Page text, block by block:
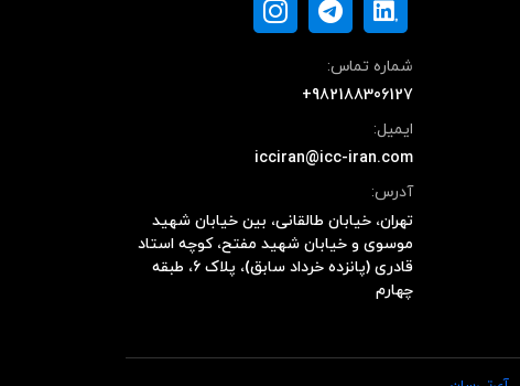
شماره تماس:
+982188306127
ایمیل:
icciran@icc-iran.com
آدرس:
تهران، خیابان طالقانی، بین خیابان شهید
موسوی و خیابان شهید مفتح، کوچه استاد
قادری (پانزده خرداد سابق)، پلاک ۶، طبقه
چهارم